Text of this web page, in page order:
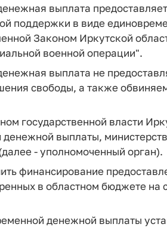
выплата
поддержки в виде
Законом Иркутской
военной операции".
выплата не
свободы, а также
государственной власти
выплаты,
- уполномоченный орган).
финансирование
в областном бюджете
денежной выплаты